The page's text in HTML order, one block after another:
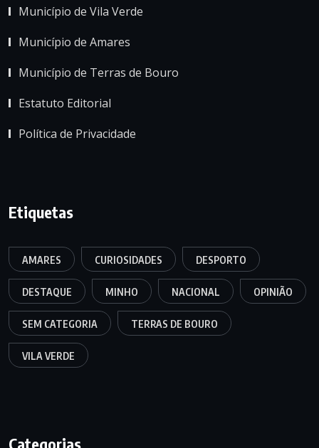
Município de Vila Verde
Município de Amares
Município de Terras de Bouro
Estatuto Editorial
Política de Privacidade
Etiquetas
AMARES CURIOSIDADES DESPORTO
DESTAQUE MINHO NACIONAL OPINIÃO
SEM CATEGORIA TERRAS DE BOURO
VILA VERDE
Categorias